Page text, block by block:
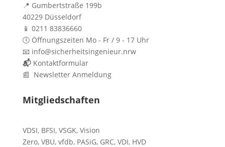
📍 Gumbertstraße 199b
40229 Düsseldorf
📱 0211 83836660
🕔 Öffnungszeiten Mo - Fr / 9 - 17 Uhr
📧 info@sicherheitsingenieur.nrw
📬 Kontaktformular
📰 Newsletter Anmeldung
Mitgliedschaften
VDSI, BFSI, VSGK, Vision
Zero, VBU, vfdb, PASiG, GRC, VDI, HVD